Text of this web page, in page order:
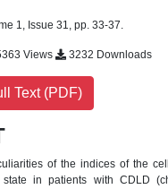
1, Issue 31, pp. 33-37.
Views 3232 Downloads
Text (PDF)
of the indices of the
state in patients with CDLD